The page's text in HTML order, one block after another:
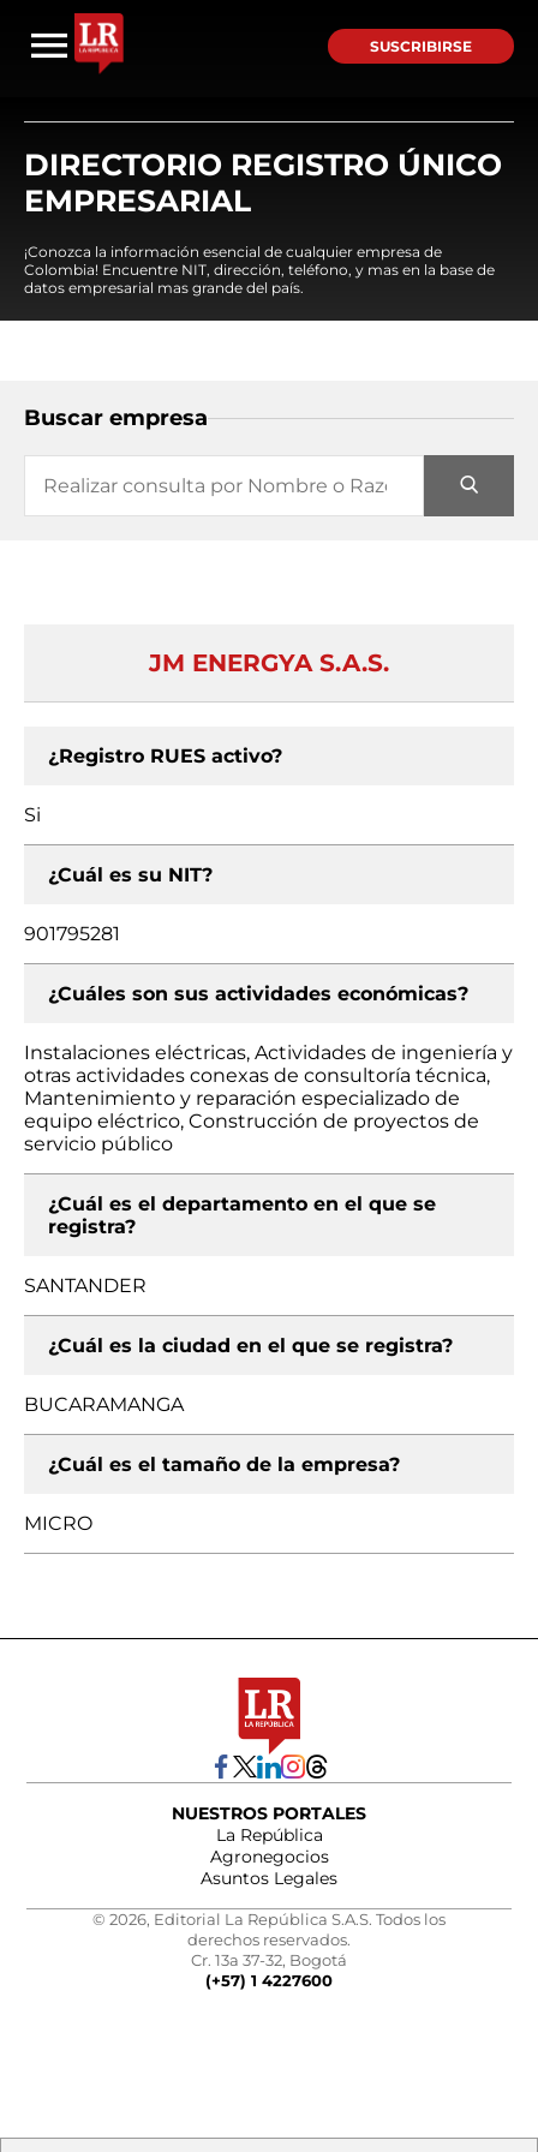
SUSCRIBIRSE
DIRECTORIO REGISTRO ÚNICO
EMPRESARIAL
¡Conozca la información esencial de cualquier empresa de
Colombia! Encuentre NIT, dirección, teléfono, y mas en la base de
datos empresarial mas grande del país.
Buscar empresa
JM ENERGYA S.A.S.
¿Registro RUES activo?
Si
¿Cuál es su NIT?
901795281
¿Cuáles son sus actividades económicas?
Instalaciones eléctricas, Actividades de ingeniería y
otras actividades conexas de consultoría técnica,
Mantenimiento y reparación especializado de
equipo eléctrico, Construcción de proyectos de
servicio público
¿Cuál es el departamento en el que se
registra?
SANTANDER
¿Cuál es la ciudad en el que se registra?
BUCARAMANGA
¿Cuál es el tamaño de la empresa?
MICRO
NUESTROS PORTALES
La República
Agronegocios
Asuntos Legales
© 2026, Editorial La República S.A.S. Todos los
derechos reservados.
Cr. 13a 37-32, Bogotá
(+57) 1 4227600